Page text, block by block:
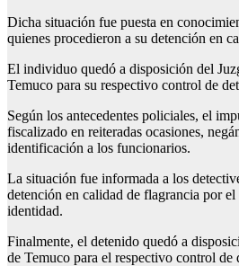
Dicha situación fue puesta en
quienes procedieron a su detención en
El individuo quedó a disposición del
Temuco para su respectivo control de
Según los antecedentes policiales, el
fiscalizado en reiteradas ocasiones,
identificación a los funcionarios.
La situación fue informada a los
detención en calidad de flagrancia por
identidad.
Finalmente, el detenido quedó a
de Temuco para el respectivo control de